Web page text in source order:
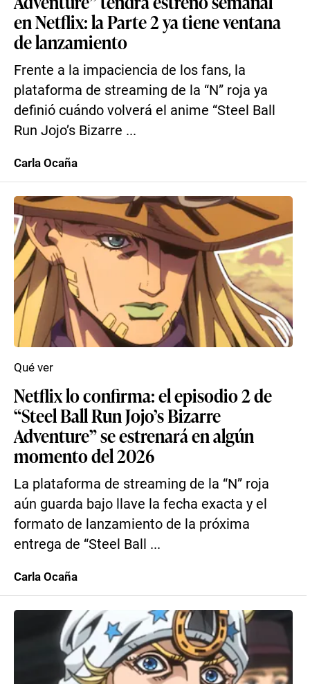
en Netflix: la Parte 2 ya tiene ventana
de lanzamiento
Frente a la impaciencia de los fans, la
plataforma de streaming de la “N” roja ya
definió cuándo volverá el anime “Steel Ball
Run Jojo’s Bizarre ...
Carla Ocaña
Netflix lo confirma: el episodio 2 de
“Steel Ball Run Jojo’s Bizarre
Adventure” se estrenará en algún
momento del 2026
La plataforma de streaming de la “N” roja
aún guarda bajo llave la fecha exacta y el
formato de lanzamiento de la próxima
entrega de “Steel Ball ...
Qué ver
Carla Ocaña